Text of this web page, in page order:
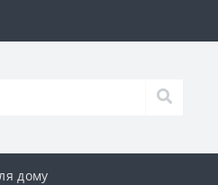
дому